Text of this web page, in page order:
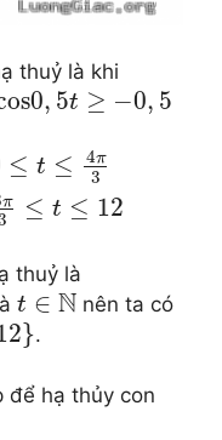
thuỷ là khi
0, 5t ≥ −0, 5
≤ t ≤ 4π
3
π ≤ t ≤ 12
thuỷ là
t ∈ N nên ta có
}.
để hạ thủy con